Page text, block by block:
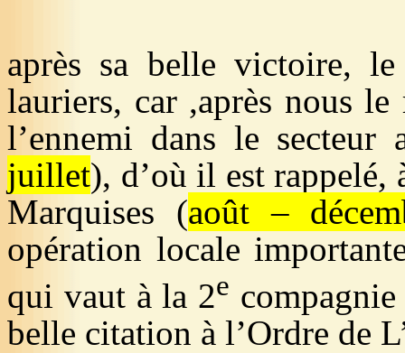
après sa belle victoire,
lauriers, car ,après nous
l’ennemi dans le
juillet), d’où il est rappelé,
Marquises (août –
opération locale
qui vaut à la 2e
belle citation à l’Ordre de